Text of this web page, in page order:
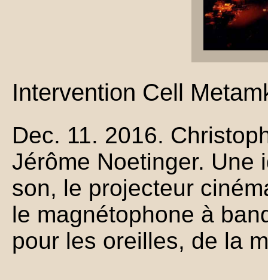
Intervention Cell
Dec. 11. 2016.
Jérôme Noetinger. Une
son, le projecteur
le magnétophone à
pour les oreilles, de la